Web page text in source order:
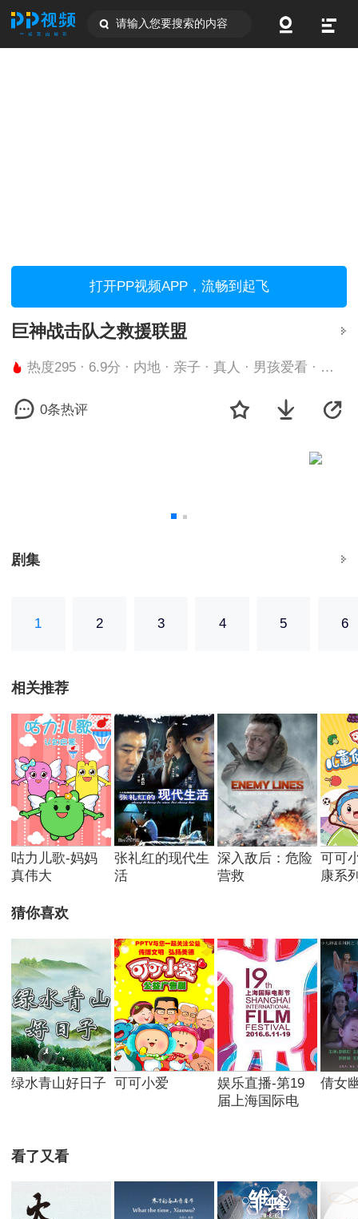
请输入您要搜索的内容
打开PP视频APP，流畅到起飞
巨神战击队之救援联盟
热度295 · 6.9分 · 内地 · 亲子 · 真人 · 男孩爱看 · 国产动画 · 全6集
0条热评
剧集
1 2 3 4 5 6
相关推荐
咕力儿歌-妈妈
真伟大
张礼红的现代生
活
深入敌后：危险
营救
可可
康系
猜你喜欢
绿水青山好日子 可可小爱
娱乐直播-第19
届上海国际电
倩女
看了又看